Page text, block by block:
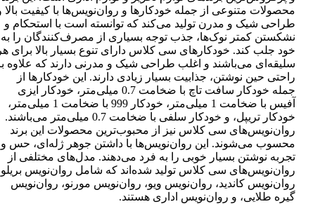
محصولات متنوعی از جمله خودکارها و روان‌نویس‌ها با کیفیت بالا
طراحی شیک و مدرن تولید می‌کند که توانسته است با استحکام و
نشکستن کمتر نوک‌ها، جذب توجه بسیاری از مصرف‌کنندگان را به
خود جلب کند. خودکارهای سی کلاس دارای تنوع بسیار بالا برای
سلیقه‌ای می‌باشند و اغلب طراحی شیک و مدرنی دارند که علاوه
راحتی حین نوشتن، جذابیت بسیار زیادی دارند. این خودکارها از
جمله خودکار سافت تاچ با ضخامت 0.7 میلی‌متر، خودکار ایزی
آفیس با ضخامت 1 میلی‌متر، خودکار 999 با ضخامت 1 میلی‌متر،
خودکار تریپل، و خودکار سلفی با ضخامت 0.7 میلی‌متر می‌باشند.
روان‌نویس‌های سی کلاس نیز از محبوب‌ترین محصولات این برند
محسوب می‌شوند. این روان‌نویس‌ها با داشتن جوهر ژله‌ای، حس و
تجربه نوشتن بسیار خوبی را به فرد می‌دهند. مدل‌های مختلفی از
روان‌نویس‌های سی کلاس تولید شده‌اند که شامل روان‌نویس
روان‌نویس کاندید، روان‌نویس ویو، روان‌نویس مورنو، روان‌نویس
گیره طلایی، و روان‌نویس اداری هستند.